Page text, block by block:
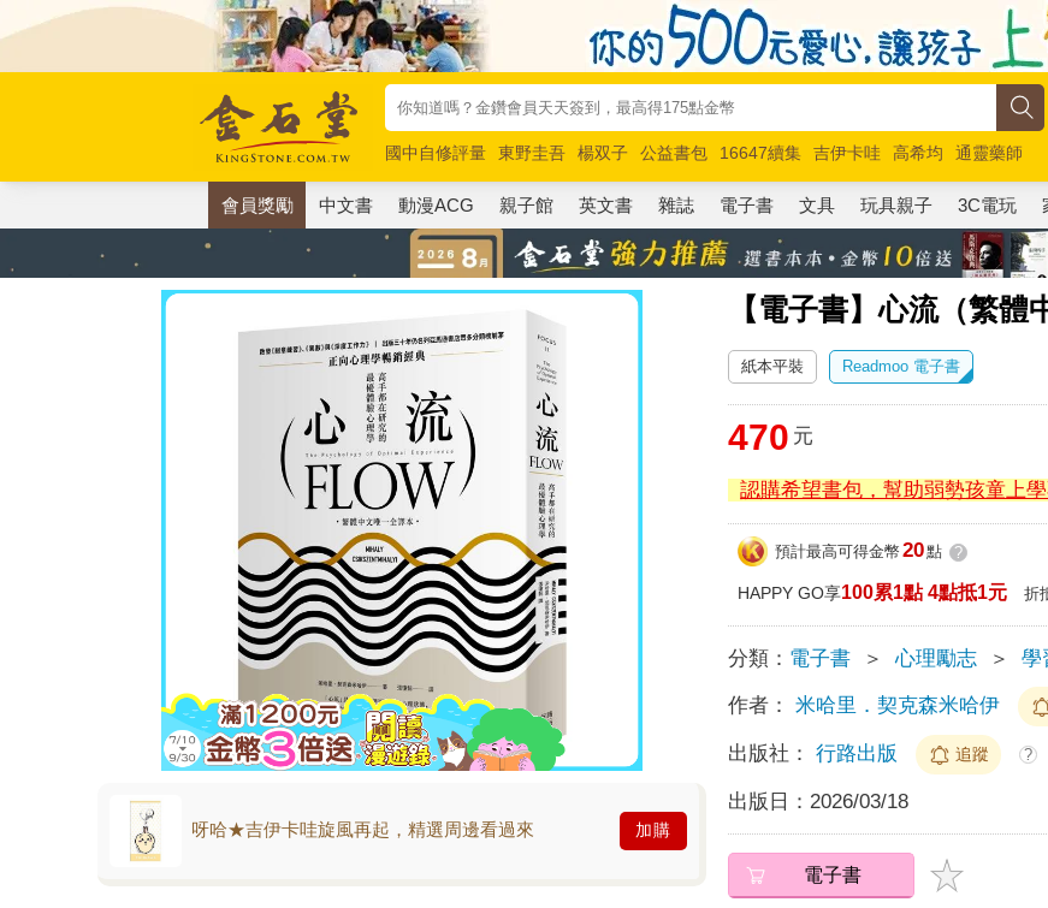
國中自修評量 東野圭吾 楊双子 公益書包 16647續集 吉伊卡哇 高希均
通靈藥師
唯紅花綻放
奧德賽 路邊攤新作 馬斯克 玩具總動員5 超慢跑
會員獎勵 中文書 動漫ACG 親子館 英文書 雜誌 電子書 文具 玩具親子 3C電玩
【電子書】心流（繁體
呀哈★吉伊卡哇旋風再起，精選周邊看過來 加購
紙本平裝 Readmoo 電子書
470 元
認購希望書包，幫助弱勢孩童上學
預計最高可得金幣 20點 ?
HAPPY GO享100累1點 4點抵1元 折
分類： 電子書 ＞ 心理勵志 ＞ 學
作者： 米哈里．契克森米哈伊
出版社： 行路出版 追蹤 ?
出版日： 2026/03/18
電子書